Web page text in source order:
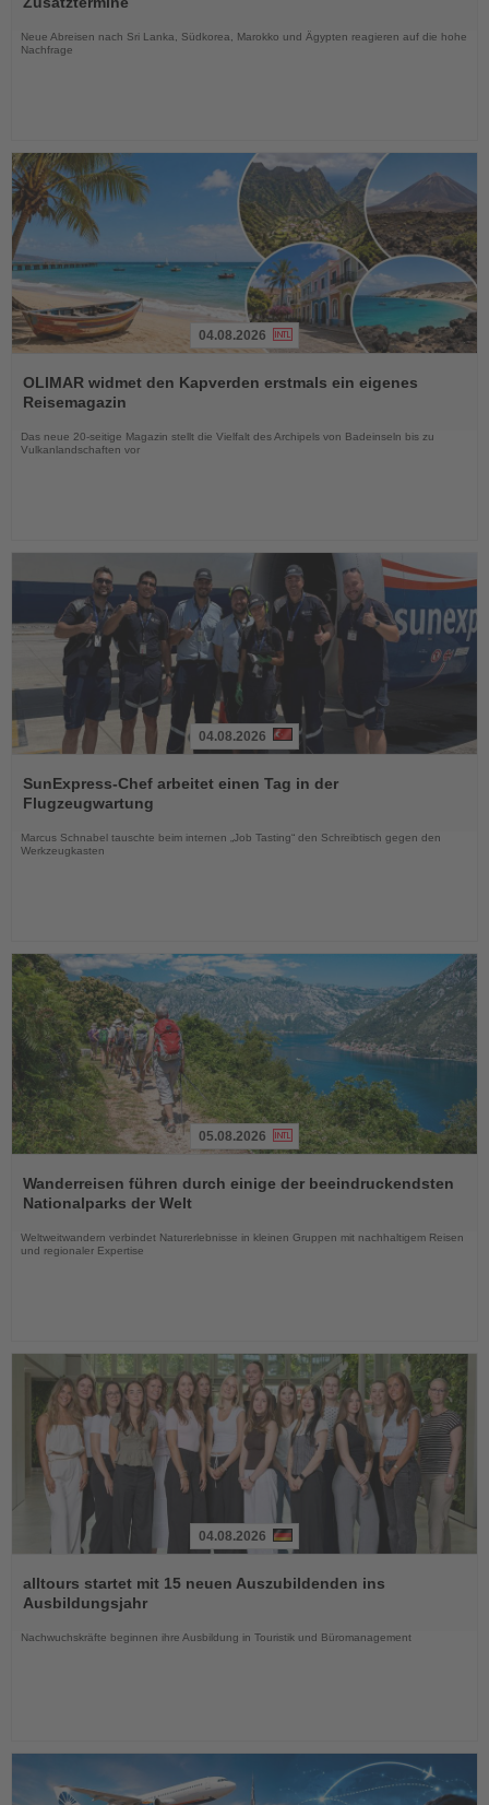
Neue Abreisen nach Sri Lanka, Südkorea, Marokko und Ägypten reagieren auf die hohe
Nachfrage
Sie
die
Nachrichten
04.08.2026
OLIMAR widmet den Kapverden erstmals ein eigenes
Reisemagazin
Das neue 20-seitige Magazin stellt die Vielfalt des Archipels von Badeinseln bis zu
Vulkanlandschaften vor
Sie
die
Nachrichten
04.08.2026
SunExpress-Chef arbeitet einen Tag in der
Flugzeugwartung
Marcus Schnabel tauschte beim internen „Job Tasting“ den Schreibtisch gegen den
Werkzeugkasten
Sie
die
Nachrichten
05.08.2026
Wanderreisen führen durch einige der beeindruckendsten
Nationalparks der Welt
Weltweitwandern verbindet Naturerlebnisse in kleinen Gruppen mit nachhaltigem Reisen
und regionaler Expertise
Sie
die
04.08.2026
alltours startet mit 15 neuen Auszubildenden ins
Ausbildungsjahr
Nachwuchskräfte beginnen ihre Ausbildung in Touristik und Büromanagement